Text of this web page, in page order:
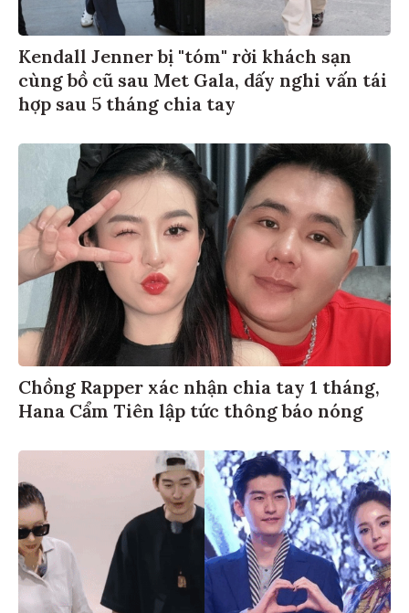
Kendall Jenner bị "tóm" rời khách sạn
cùng bồ cũ sau Met Gala, dấy nghi vấn tái
hợp sau 5 tháng chia tay
Chồng Rapper xác nhận chia tay 1 tháng,
Hana Cẩm Tiên lập tức thông báo nóng